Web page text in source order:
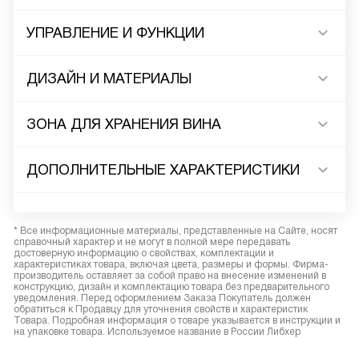
УПРАВЛЕНИЕ И ФУНКЦИИ
ДИЗАЙН И МАТЕРИАЛЫ
ЗОНА ДЛЯ ХРАНЕНИЯ ВИНА
ДОПОЛНИТЕЛЬНЫЕ ХАРАКТЕРИСТИКИ
* Все информационные материалы, представленные на Сайте, носят
справочный характер и не могут в полной мере передавать
достоверную информацию о свойствах, комплектации и
характеристиках товара, включая цвета, размеры и формы. Фирма-
производитель оставляет за собой право на внесение изменений в
конструкцию, дизайн и комплектацию товара без предварительного
уведомления. Перед оформлением Заказа Покупатель должен
обратиться к Продавцу для уточнения свойств и характеристик
Товара. Подробная информация о товаре указывается в инструкции и
на упаковке товара. Используемое название в России Либхер